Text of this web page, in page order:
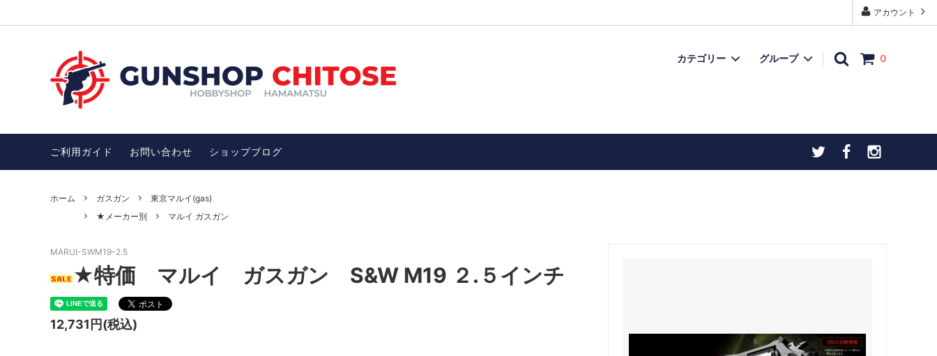
アカウント
0
カテゴリー
ガスガン
ガンアクセサリー サバゲー装備品 ミリタリーアイテム 忍者ダーツ・手裏剣ダーツ
その他、雑貨（インテリア、ファッショ
完売品、絶版品
グループ
お買い得品SALE
オススメ！モデルガン
オススメ！エアガン・ガスガン・電動ガ
ン
子供向け１０歳以上用１４歳以上用 チトセオリジナル製品
完売品
ご利用ガイド お問い合わせ ショップブログ
ホーム ガスガン
東京マルイ(gas)
★メーカー別
マルイ ガスガン
MARUI-SWM19-2.5
★特価 マルイ ガスガン S&W M19 ２.５インチ
12,731円(税込)